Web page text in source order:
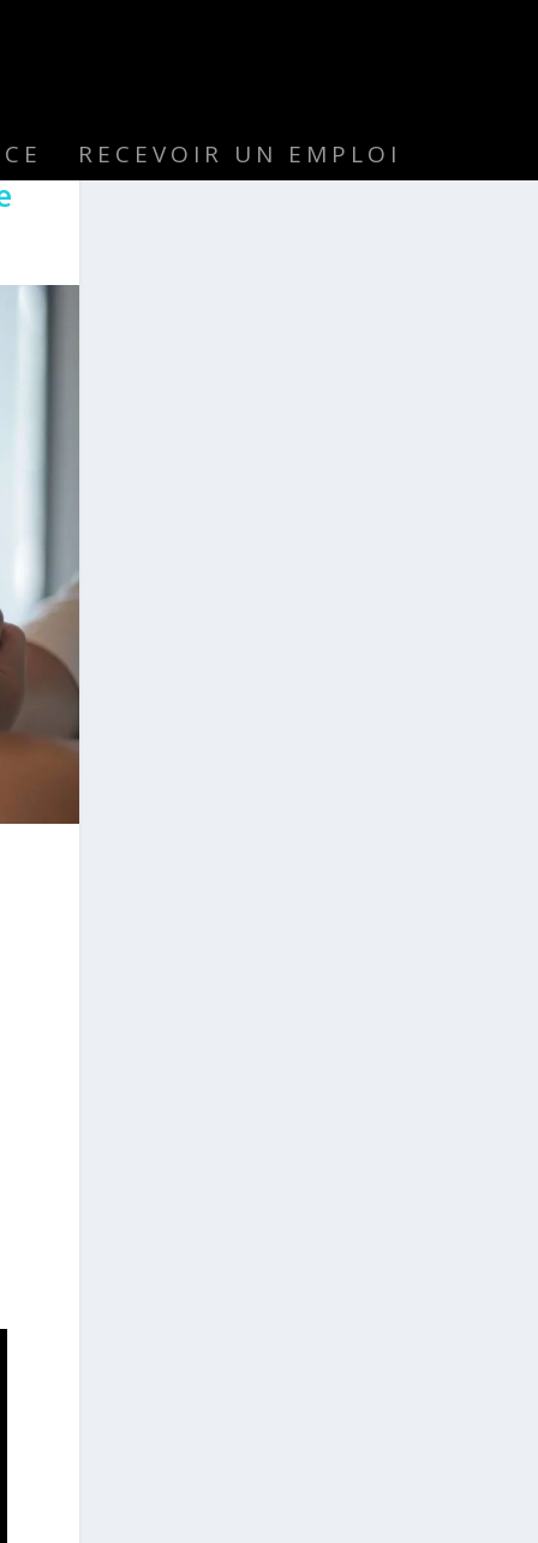
RECEVOIR UN EMPLOI